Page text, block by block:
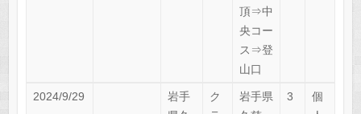
頂⇒中
央コー
ス⇒登
山口
2024/9/29
岩手
ク
岩手県
3
個